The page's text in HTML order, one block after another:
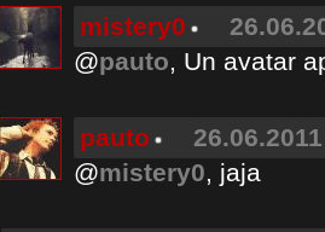
mistery0
@pauto, Un avatar
pauto
@mistery0, jaja